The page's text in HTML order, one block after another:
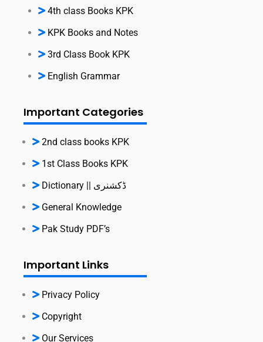
4th class Books KPK
KPK Books and Notes
3rd Class Book KPK
English Grammar
Important Categories
2nd class books KPK
1st Class Books KPK
Dictionary || ڈکشنری
General Knowledge
Pak Study PDF’s
Important Links
Privacy Policy
Copyright
Our Services